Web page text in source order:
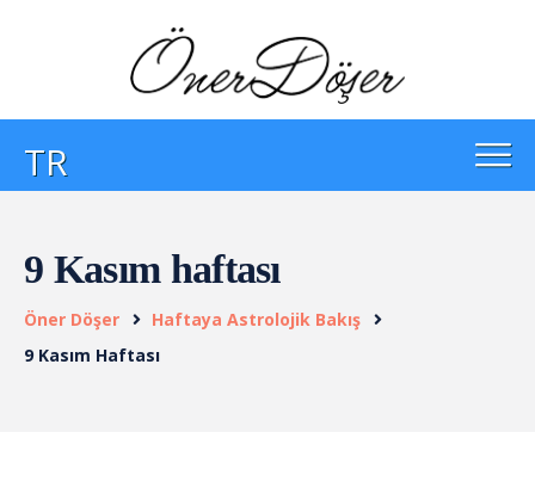
TR
9 Kasım haftası
Öner Döşer
Haftaya Astrolojik Bakış
9 Kasım Haftası